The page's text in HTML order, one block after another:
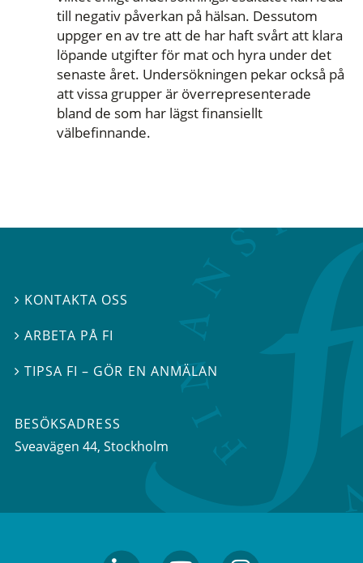
till negativ påverkan på hälsan. Dessutom
uppger en av tre att de har haft svårt att klara
löpande utgifter för mat och hyra under det
senaste året. Undersökningen pekar också på
att vissa grupper är överrepresenterade
bland de som har lägst finansiellt
välbefinnande.
 KONTAKTA OSS
 ARBETA PÅ FI
TIPSA FI – GÖR EN ANMÄLAN
BESÖKSADRESS
Sveavägen 44, Stockholm